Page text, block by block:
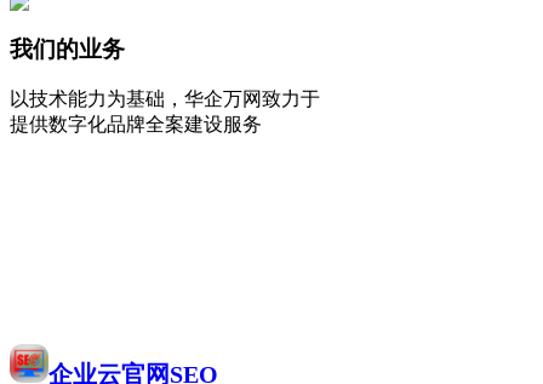
我们的业务
以技术能力为基础，华企万网致力于
提供数字化品牌全案建设服务
企业云官网SEO